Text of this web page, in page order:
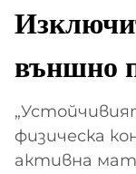
външно
физическа
активна